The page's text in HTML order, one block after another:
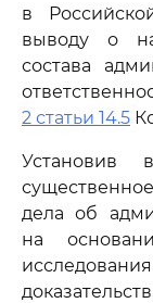
в
выводу о
состава
2 статьи 14.5
Установив
дела об
на